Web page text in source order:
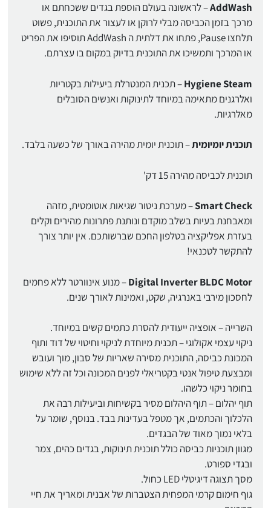
AddWash– לראשונה בעולם הוספת בגדים ששכחתם או
מרכך בזמן הכביסה מבלי לרוקן או לעצור את התוכנית, פשוט
תלחצו Pause, פתחו את דלתית ה AddWash תוסיפו את הפריט
או המרכך ותמשיכו את התוכנית בדיוק במקום בו עצרתם.
Hygiene Steam– תכנית המנטרלת ביעילות בקטריות
ואלרגנים מתאימה במיוחד לתינוקות ואנשים הסובלים
מאלרגיות.
תוכנית יומיומית– תוכנית יומית מהירה באורך של כשעה בלבד.
תוכנית לכביסה מהירה 15 דק'
Smart Check– מערכת ניטור שגיאות אוטומטית, מזהה
ומאבחנת בעיות בשלב מוקדם ונותנת פתרונות מהירים וקלים
בעזרת אפליקציה בטלפון החכם שברשותכם. אין יותר צורך
להתקשר לטכנאי!
Digital Inverter BLDC Motor– מנוע אינוורטר ללא פחמים
לחסכון מירבי באנרגיה, שקט, ואמינות לאורך שנים.
השרייה – אופציה ייעודית להסרת כתמים קשים במיוחד.
ניקוי עצמי אקולוגי – תכנית מיוחדת לניקוי וחיטוי של דוד ותוף
המכונת כביסה, התוכנית מסירה שאריות של סבון, מוך ועובש
ומבצעת טיפול אנטי בקטריאלי לפנים המכונה וכל זה ללא שימוש
בחומר ניקוי כלשהו.
תוף יהלום – תוף היהלום מסיר בקשיחות וביעילות רבה את
הלכלוך והכתמים, אך מטפל בעדינות בבד. בנוסף, שומר על
בלאי נמוך מאוד של הבגדים.
מגוון תוכניות כביסה כולל תוכנית תינוקות, בגדים כהים, צמר
ובגדי ספורט.
מסך תצוגה דיגיטלי LED כחול.
גוף חימום קרמי המפחית הצטברות של אבנית ומאריך את חיי